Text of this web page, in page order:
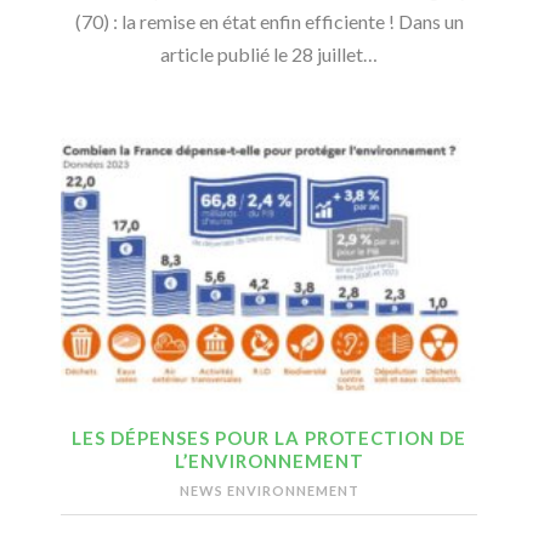
(70) : la remise en état enfin efficiente ! Dans un
article publié le 28 juillet…
LES DÉPENSES POUR LA PROTECTION DE
L’ENVIRONNEMENT
NEWS ENVIRONNEMENT